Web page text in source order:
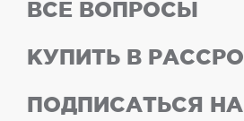
ВСЕ ВОПРОСЫ
КУПИТЬ В
ПОДПИСАТЬСЯ НА